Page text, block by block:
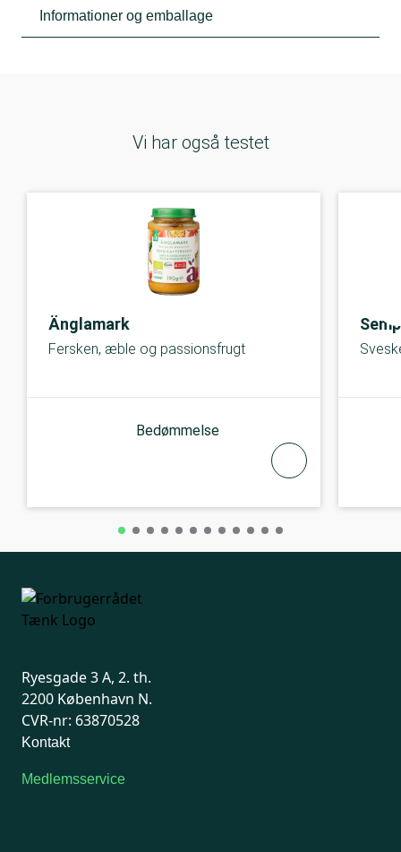
Informationer og emballage
Vi har også testet
Änglamark
Fersken, æble og passionsfrugt
Bedømmelse
Ryesgade 3 A, 2. th.
2200 København N.
CVR-nr: 63870528
Kontakt
Medlemsservice